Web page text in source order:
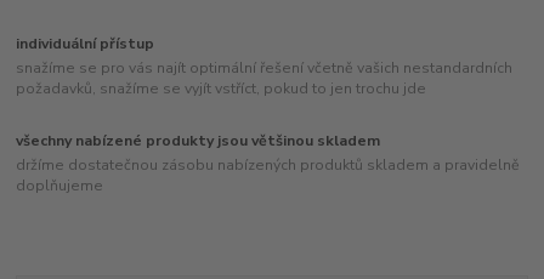
individuální přístup
snažíme se pro vás najít optimální řešení včetně vašich nestandardních
požadavků, snažíme se vyjít vstříct, pokud to jen trochu jde
všechny nabízené produkty jsou většinou skladem
držíme dostatečnou zásobu nabízených produktů skladem a pravidelně
doplňujeme